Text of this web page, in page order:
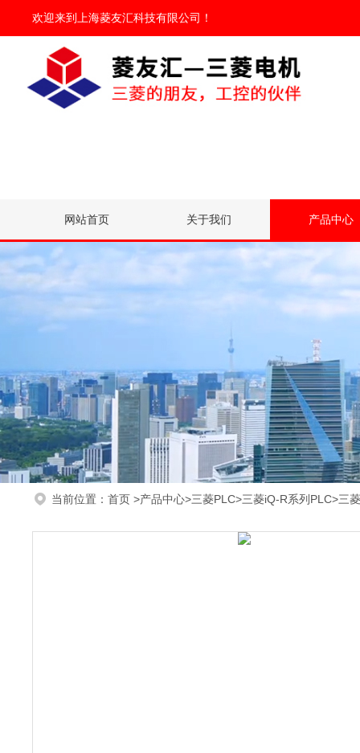
欢迎来到 上海菱友汇科技有限公司 ！
网站首页 关于我们 产品中心
当前位置： 首页 >产品中心>三菱PLC>三菱iQ-R系列PLC>三